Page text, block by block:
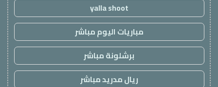
yalla shoot
مباريات اليوم مباشر
برشلونة مباشر
ريال مدريد مباشر